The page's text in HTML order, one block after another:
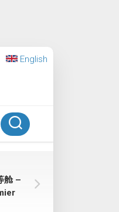
English
舱 –